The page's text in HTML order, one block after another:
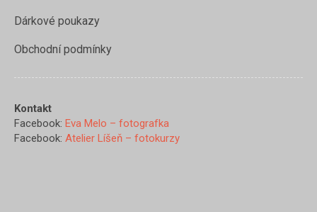
Dárkové poukazy
Obchodní podmínky
Kontakt
Facebook: Eva Melo – fotografka
Facebook: Atelier Líšeň – fotokurzy